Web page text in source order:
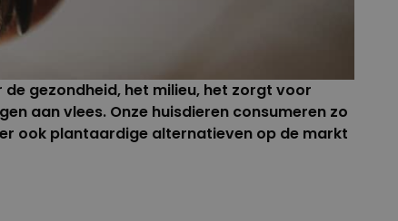
gezondheid, het milieu, het zorgt voor
aan vlees. Onze huisdieren consumeren zo
ook plantaardige alternatieven op de markt